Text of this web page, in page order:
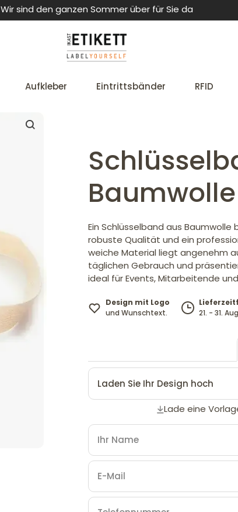
Wir sind den ganzen Sommer über für Sie da
Aufkleber Eintrittsbänder RFID
Baumwolle
Ein Schlüsselband aus
robuste Qualität und ein
weiche Material liegt angenehm
täglichen Gebrauch und
ideal für Events, Mitarbeitende
Design mit Logo
und Wunschtext.
21. - 31.
Laden Sie Ihr Design hoch
Lade eine